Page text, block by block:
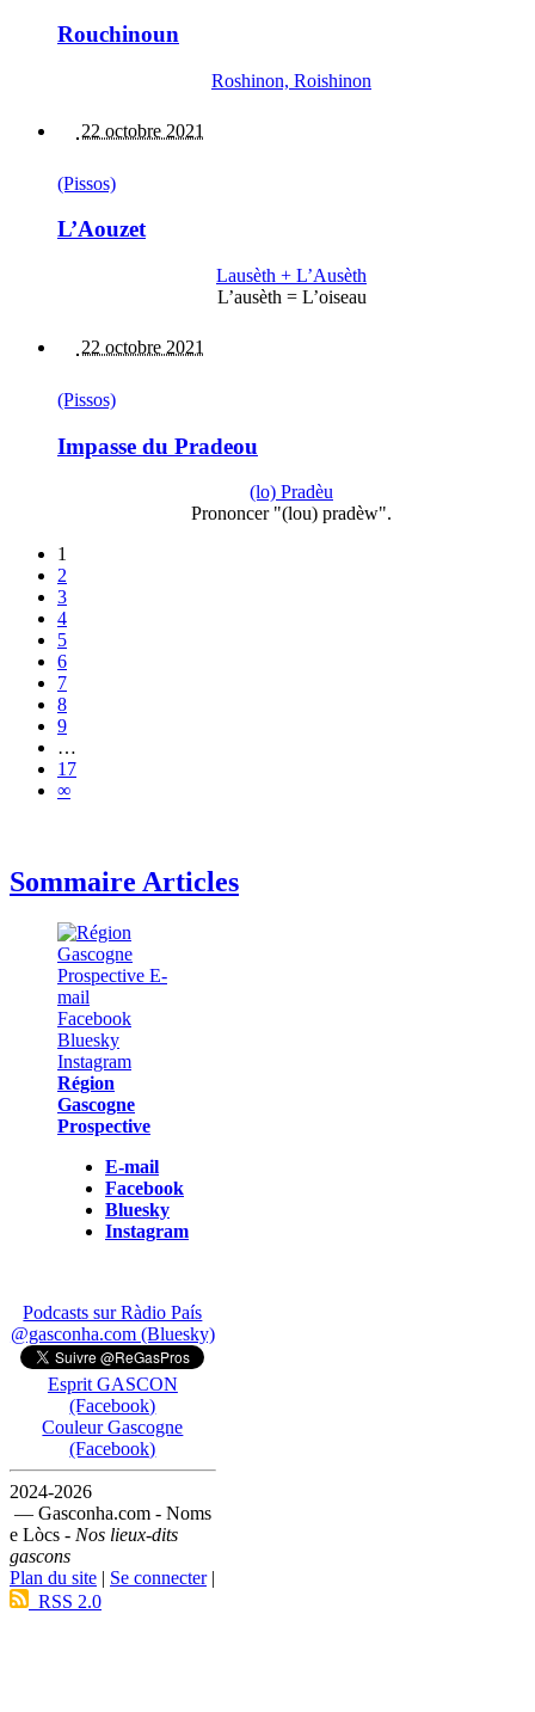
Rouchinoun
Roshinon, Roishinon
22 octobre 2021
(Pissos)
L’Aouzet
Lausèth + L’Ausèth
L’ausèth = L’oiseau
22 octobre 2021
(Pissos)
Impasse du Pradeou
(lo) Pradèu
Prononcer "(lou) pradèw".
1
2
3
4
5
6
7
8
9
…
17
∞
Sommaire Articles
Région
Gascogne
Prospective
E-mail
Facebook
Bluesky
Instagram
Podcasts sur Ràdio País
@gasconha.com (Bluesky)
Esprit GASCON
(Facebook)
Couleur Gascogne
(Facebook)
2024-2026
— Gasconha.com - Noms
e Lòcs - Nos lieux-dits
gascons
Plan du site | Se connecter|
RSS 2.0